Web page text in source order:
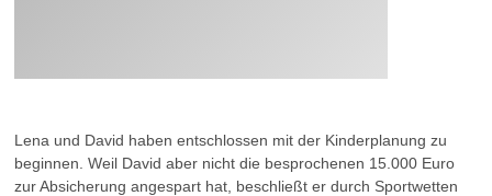
Lena und David haben entschlossen mit der Kinderplanung zu
beginnen. Weil David aber nicht die besprochenen 15.000 Euro
zur Absicherung angespart hat, beschließt er durch Sportwetten